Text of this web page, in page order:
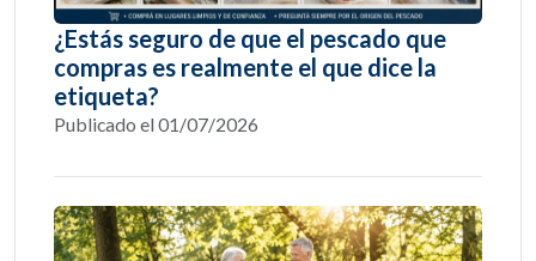
¿Estás seguro de que el pescado que
compras es realmente el que dice la
etiqueta?
Publicado el 01/07/2026